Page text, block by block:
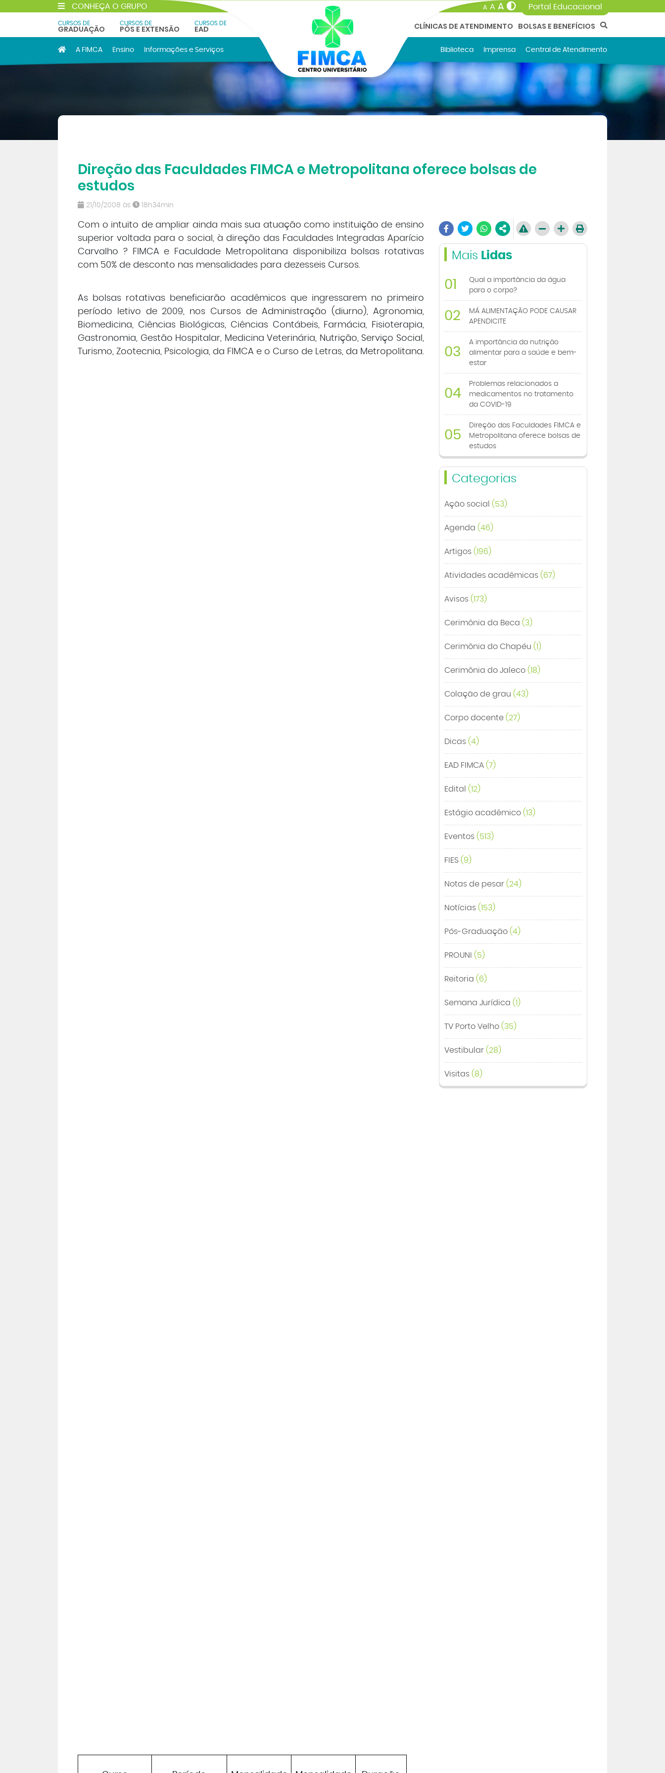
CONHEÇA O GRUPO A A A Portal Educacional
CURSOS DE
GRADUAÇÃO
CURSOS DE
PÓS E EXTENSÃO
CURSOS DE
EAD CLÍNICAS DE ATENDIMENTO BOLSAS E BENEFÍCIOS
A FIMCA Ensino Informações e Serviços Biblioteca Imprensa Central de Atendimento
Direção das Faculdades FIMCA e Metropolitana oferece bolsas de
estudos
21/10/2008 às 18h34min
Com o intuito de ampliar ainda mais sua atuação como instituição de ensino
superior voltada para o social, à direção das Faculdades Integradas Aparício
Carvalho ? FIMCA e Faculdade Metropolitana disponibiliza bolsas rotativas
com 50% de desconto nas mensalidades para dezesseis Cursos.
As bolsas rotativas beneficiarão acadêmicos que ingressarem no primeiro
período letivo de 2009, nos Cursos de Administração (diurno), Agronomia,
Biomedicina, Ciências Biológicas, Ciências Contábeis, Farmácia, Fisioterapia,
Gastronomia, Gestão Hospitalar, Medicina Veterinária, Nutrição, Serviço Social,
Turismo, Zootecnia, Psicologia, da FIMCA e o Curso de Letras, da Metropolitana.
Mais Lidas
01
Qual a importância da água
para o corpo?
02
MÁ ALIMENTAÇÃO PODE CAUSAR
APENDICITE
03
A importância da nutrição
alimentar para a saúde e bem-
estar
04
Problemas relacionados a
medicamentos no tratamento
da COVID-19
05
Direção das Faculdades FIMCA e
Metropolitana oferece bolsas de
estudos
Categorias
Ação social (53)
Agenda (46)
Artigos (196)
Atividades acadêmicas (67)
Avisos (173)
Cerimônia da Beca (3)
Cerimônia do Chapéu (1)
Cerimônia do Jaleco (18)
Colação de grau (43)
Corpo docente (27)
Dicas (4)
EAD FIMCA (7)
Edital (12)
Estágio acadêmico (13)
Eventos (513)
FIES (9)
Notas de pesar (24)
Notícias (153)
Pós-Graduação (4)
PROUNI (5)
Reitoria (6)
Semana Jurídica (1)
TV Porto Velho (35)
Vestibular (28)
Visitas (8)